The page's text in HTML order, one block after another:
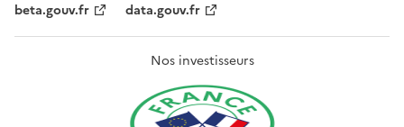
beta.gouv.fr
data.gouv.fr
Nos investisseurs